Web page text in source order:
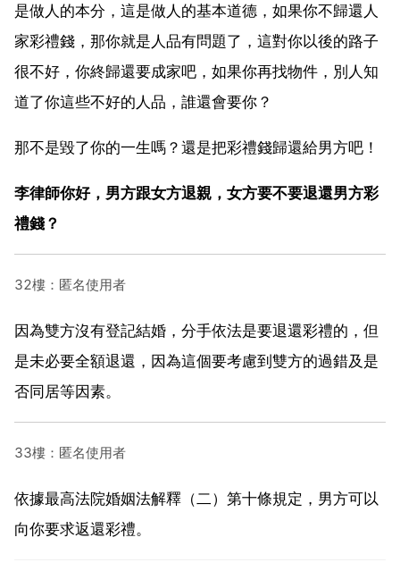
是做人的本分，這是做人的基本道德，如果你不歸還人
家彩禮錢，那你就是人品有問題了，這對你以後的路子
很不好，你終歸還要成家吧，如果你再找物件，別人知
道了你這些不好的人品，誰還會要你？
那不是毀了你的一生嗎？還是把彩禮錢歸還給男方吧！
李律師你好，男方跟女方退親，女方要不要退還男方彩
禮錢？
32樓：匿名使用者
因為雙方沒有登記結婚，分手依法是要退還彩禮的，但
是未必要全額退還，因為這個要考慮到雙方的過錯及是
否同居等因素。
33樓：匿名使用者
依據最高法院婚姻法解釋（二）第十條規定，男方可以
向你要求返還彩禮。